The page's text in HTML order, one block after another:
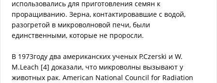
использовались для приготовления семян к
проращиванию. Зерна, контактировавшие с водой,
разогретой в микроволновой печи, были
единственными, которые не проросли.
В 1973году два американских ученых P.Czerski и W.
M.Leach [4] доказали, что микроволны вызывают у
животных рак. American National Council for Radiation